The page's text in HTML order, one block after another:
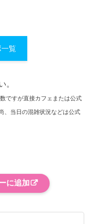
覧
。
ですが直接カフェまたは公式
、当日の混雑状況などは公式
に追加